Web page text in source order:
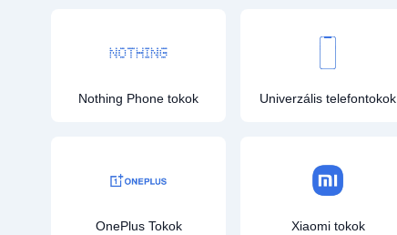
Nothing Phone tokok Univerzális telefontokok
OnePlus Tokok Xiaomi tokok